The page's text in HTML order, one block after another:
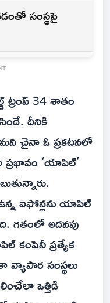
సంస్థపై
ట్రంప్ 34 శాతం
దీనికి
చైనా ఓ ప్రకటనలో
‘యాపిల్’
ఐఫోన్లను యాపిల్
గతంలో అదనపు
కంపెనీ ప్రత్యేక
సంస్థలు
ఒత్తిడి